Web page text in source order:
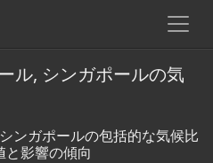
ル, シンガポールの気
ンガポールの包括的な気候比
と影響の傾向